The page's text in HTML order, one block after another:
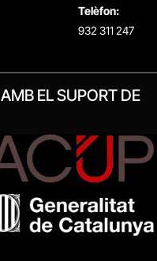
Telèfon:
932 311 247
AMB EL SUPORT DE